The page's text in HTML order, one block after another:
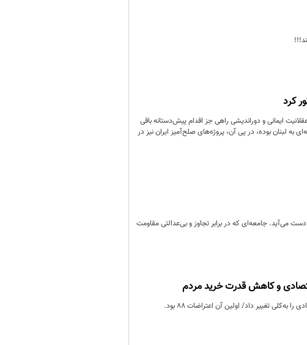
کرد
ایمانی و دوراندیشی راهی جز اقدام پیش‌دستانه باقی
در تدارک حمله‌ای به لبنان بوده، در پی آن، پروژه‌های صلح‌آمیز ایران نیز در
می‌آید. جامعه‌ای که در برابر تجاوز و بی‌عدالتی مقاومت